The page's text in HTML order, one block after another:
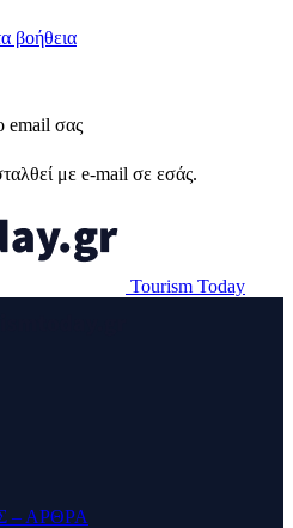
βοήθεια
email σας
με e-mail σε εσάς.
Tourism Today
– ΑΡΘΡΑ